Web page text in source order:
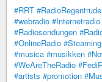
#RRT #RadioRegentrude
#webradio #Internetradio
#Radiosendungen
#OnlineRadio #Steaming
#musica #musikken
#WeAreTheRadio
#artists #promotion